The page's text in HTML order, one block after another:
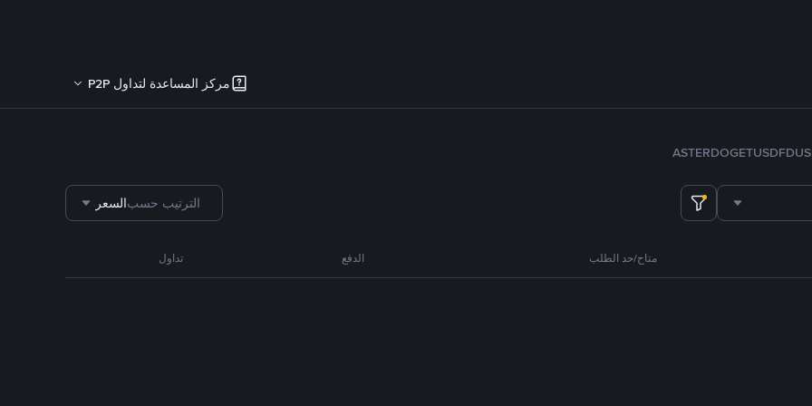
مركز المساعدة لتداول P2P
TUSD
DOGE
ASTER
الترتيب حسبالسعر
متاح/حد الطلب الدفع تداول